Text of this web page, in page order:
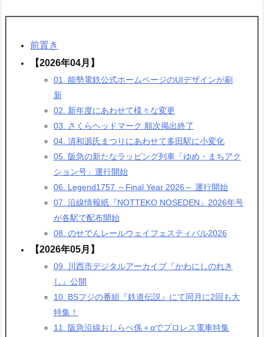
前置き
【2026年04月】
01. 能勢電鉄公式ホームページのUIデザインが刷
新
02. 新年度にあわせて様々な変更
03. さくらヘッドマーク 順次掲出終了
04. 清和源氏まつりにあわせて多田駅に小変化
05. 阪急の新たなラッピング列車「ゆめ・まちアク
ション号」運行開始
06. Legend1757 ～Final Year 2026～ 運行開始
07. 沿線情報紙『NOTTEKO NOSEDEN』2026年号
が各駅で配布開始
08. のせでんレールウェイフェスティバル2026
【2026年05月】
09. 川西市デジタルアーカイブ『かわにしのれき
し』公開
10. BSフジの番組『鉄道伝説』にて同月に2回も大
特集！
11. 阪急沿線おしらべ係＋αでプロレス電車特集